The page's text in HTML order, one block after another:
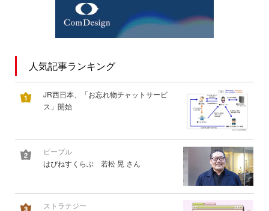
人気記事ランキング
JR西日本、「お忘れ物チャットサービ
ス」開始
ピープル
はぴねすくらぶ 若松 晃 さん
ストラテジー